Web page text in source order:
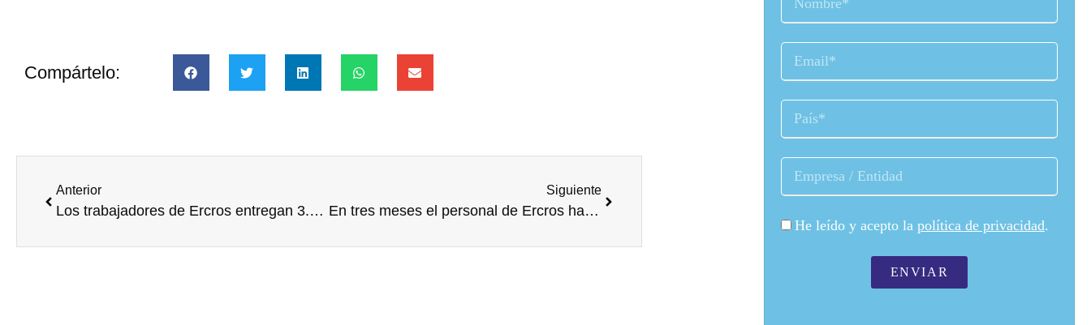
Compártelo:
Anterior
Los trabajadores de Ercros entregan 3.440 kilos de alimentos y productos de higiene a personas necesitadas
Siguiente
En tres meses el personal de Ercros ha recogido 80.500 tapones solidarios
He leído y acepto la política de privacidad.
ENVIAR